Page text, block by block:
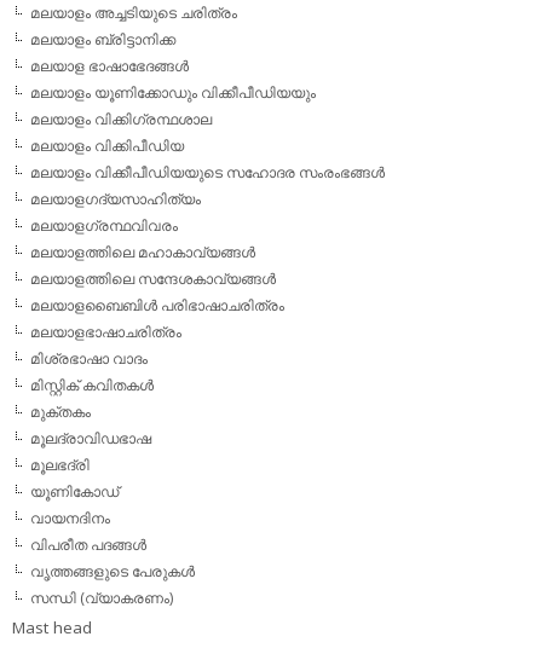
മലയാളം അച്ചടിയുടെ ചരിത്രം
മലയാളം ബ്രിട്ടാനിക്ക
മലയാള ഭാഷാഭേദങ്ങള്‍
മലയാളം യൂണിക്കോഡും വിക്കീപീഡിയയും
മലയാളം വിക്കിഗ്രന്ഥശാല
മലയാളം വിക്കിപീഡിയ
മലയാളം വിക്കീപീഡിയയുടെ സഹോദര സംരംഭങ്ങള്‍
മലയാളഗദ്യസാഹിത്യം
മലയാളഗ്രന്ഥവിവരം
മലയാളത്തിലെ മഹാകാവ്യങ്ങള്‍
മലയാളത്തിലെ സന്ദേശകാവ്യങ്ങള്‍
മലയാളബൈബിള്‍ പരിഭാഷാചരിത്രം
മലയാളഭാഷാചരിത്രം
മിശ്രഭാഷാ വാദം
മിസ്റ്റിക് കവിതകള്‍
മുക്തകം
മൂലദ്രാവിഡഭാഷ
മൂലഭദ്രി
യൂണികോഡ്
വായനദിനം
വിപരീത പദങ്ങള്‍
വൃത്തങ്ങളുടെ പേരുകള്‍
സന്ധി (വ്യാകരണം)
Mast head